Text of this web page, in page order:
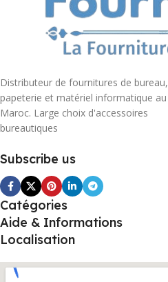
Distributeur de fournitures de bureau,
papeterie et matériel informatique au
Maroc. Large choix d'accessoires
bureautiques
Subscribe us
Catégories
Aide & Informations
Localisation